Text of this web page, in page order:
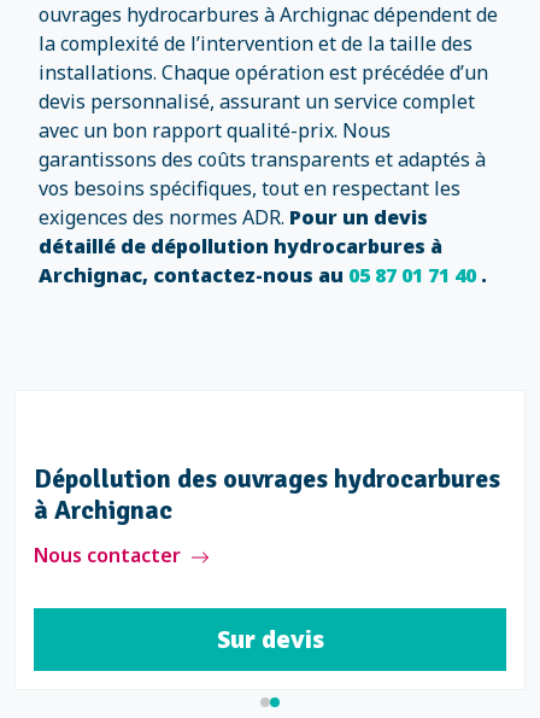
ouvrages hydrocarbures à Archignac dépendent de
la complexité de l’intervention et de la taille des
installations. Chaque opération est précédée d’un
devis personnalisé, assurant un service complet
avec un bon rapport qualité-prix. Nous
garantissons des coûts transparents et adaptés à
vos besoins spécifiques, tout en respectant les
exigences des normes ADR. Pour un devis
détaillé de dépollution hydrocarbures à
Archignac, contactez-nous au 05 87 01 71 40.
Dépollution des ouvrages hydrocarbures
à Archignac
Nous contacter
Sur devis